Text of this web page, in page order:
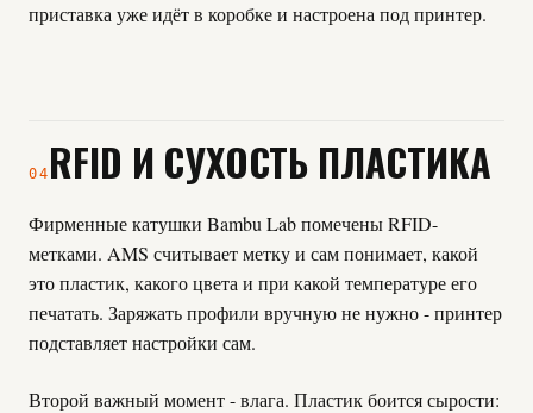
приставка уже идёт в коробке и настроена под принтер.
04 RFID И СУХОСТЬ ПЛАСТИКА
Фирменные катушки Bambu Lab помечены RFID-
метками. AMS считывает метку и сам понимает, какой
это пластик, какого цвета и при какой температуре его
печатать. Заряжать профили вручную не нужно - принтер
подставляет настройки сам.
Второй важный момент - влага. Пластик боится сырости: